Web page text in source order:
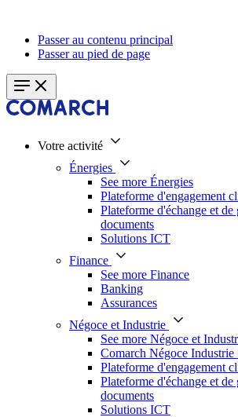
Passer au contenu principal
Passer au pied de page
Votre activité
Énergies
See more Énergies
Plateforme d'engagement
Plateforme d'échange et de
documents
Solutions ICT
Finance
See more Finance
Banking
Assurances
Négoce et Industrie
See more Négoce et
Comarch Négoce Industrie
Plateforme d'engagement
Plateforme d'échange et de
documents
Solutions ICT